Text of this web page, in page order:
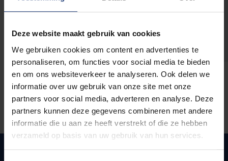
Deze website maakt gebruik van cookies
We gebruiken cookies om content en advertenties te
personaliseren, om functies voor social media te bieden
en om ons websiteverkeer te analyseren. Ook delen we
informatie over uw gebruik van onze site met onze
partners voor social media, adverteren en analyse. Deze
partners kunnen deze gegevens combineren met andere
informatie die u aan ze heeft verstrekt of die ze hebben
verzameld op basis van uw gebruik van hun services.